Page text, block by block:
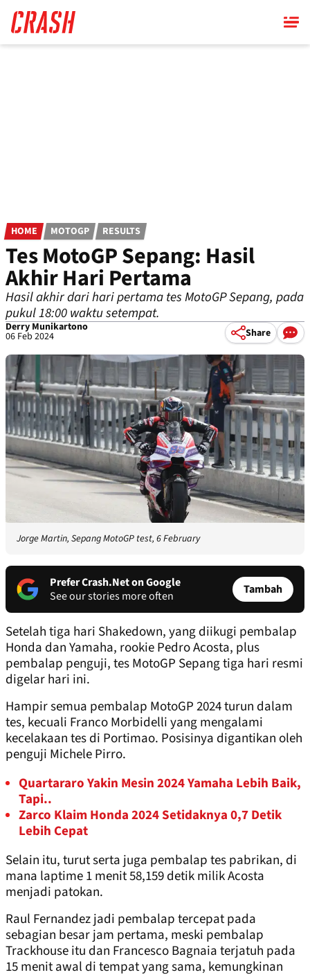
main
content
HOME MOTOGP RESULTS
Tes MotoGP Sepang: Hasil
Akhir Hari Pertama
Hasil akhir dari hari pertama tes MotoGP Sepang, pada
pukul 18:00 waktu setempat.
Derry Munikartono
06 Feb 2024 Share
Jorge Martin, Sepang MotoGP test, 6 February
Prefer Crash.Net on Google
See our stories more often
Tambah
Setelah tiga hari Shakedown, yang diikugi pembalap
Honda dan Yamaha, rookie Pedro Acosta, plus
pembalap penguji, tes MotoGP Sepang tiga hari resmi
digelar hari ini.
Hampir semua pembalap MotoGP 2024 turun dalam
tes, kecuali Franco Morbidelli yang mengalami
kecelakaan tes di Portimao. Posisinya digantikan oleh
penguji Michele Pirro.
Quartararo Yakin Mesin 2024 Yamaha Lebih Baik,
Tapi..
Zarco Klaim Honda 2024 Setidaknya 0,7 Detik
Lebih Cepat
Selain itu, turut serta juga pembalap tes pabrikan, di
mana laptime 1 menit 58,159 detik milik Acosta
menjadi patokan.
Raul Fernandez jadi pembalap tercepat pada
sebagian besar jam pertama, meski pembalap
Trackhouse itu dan Francesco Bagnaia terjatuh pada
15 menit awal di tempat yang sama, kemungkinan